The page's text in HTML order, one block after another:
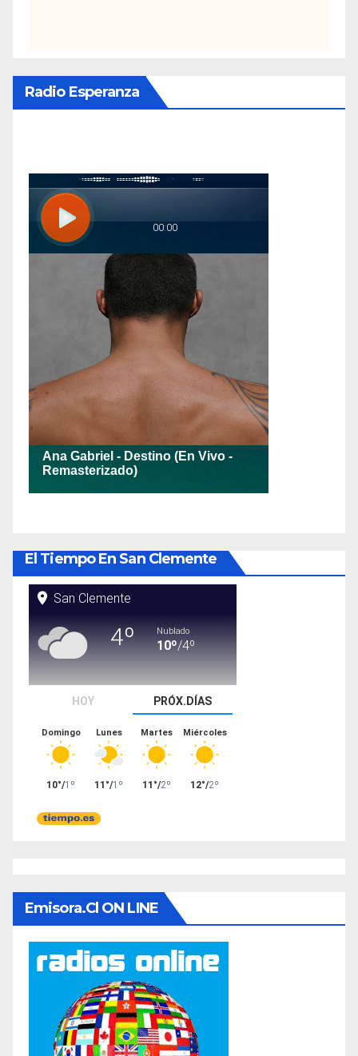
Radio Esperanza
El Tiempo En San Clemente
Emisora.cl ON LINE